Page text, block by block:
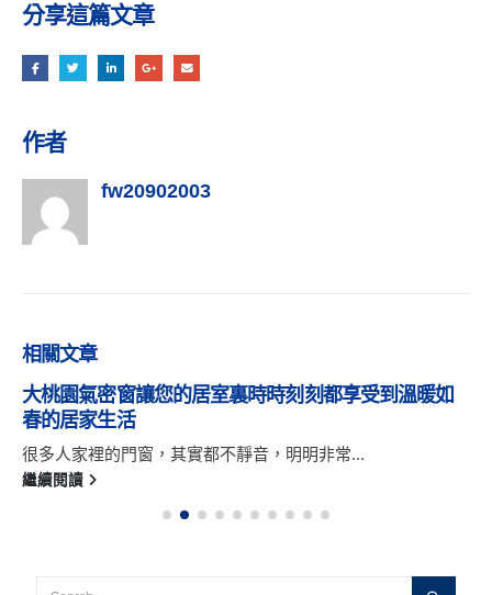
分享這篇文章
作者
fw20902003
相關文章
大桃園氣密窗讓您的居室裏時時刻刻都享受到溫暖如
春的居家生活
很多人家裡的門窗，其實都不靜音，明明非常...
繼續閱讀